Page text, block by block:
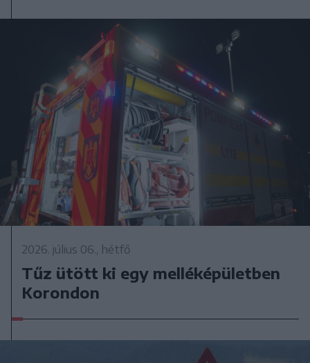
2026. július 06., hétfő
Tűz ütött ki egy melléképületben
Korondon